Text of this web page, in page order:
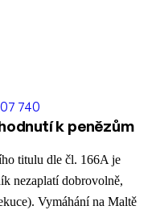
740
k penězům
titulu dle čl. 166A je
nezaplatí dobrovolně,
Vymáhání na Maltě